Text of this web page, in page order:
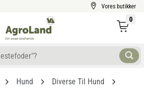
Vores butikker
0
Hund
Diverse Til Hund